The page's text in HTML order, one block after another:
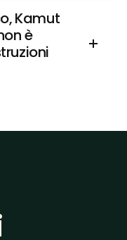
Kamut
è